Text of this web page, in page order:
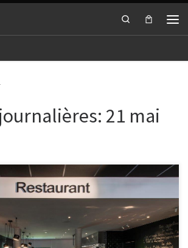
Search
21 mai
– 15:0018:30 – 22:00 Mercredi 12:00 – 15:0018:30 –
– 22:00 Vendredi 12:00 – 15:0018:30 – 22:00